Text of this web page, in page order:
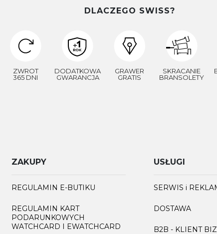
DLACZEGO SWISS?
ZWROT
365 DNI
DODATKOWA
GWARANCJA
GRAWER
GRATIS
SKRACANIE
BRANSOLETY
ZAKUPY
REGULAMIN E-BUTIKU
REGULAMIN KART
PODARUNKOWYCH
WATCHCARD I EWATCHCARD
USŁUGI
SERWIS i
DOSTAWA
B2B - KLIENT